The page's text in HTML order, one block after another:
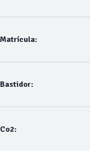
Matrícula:
Bastidor:
Co2: